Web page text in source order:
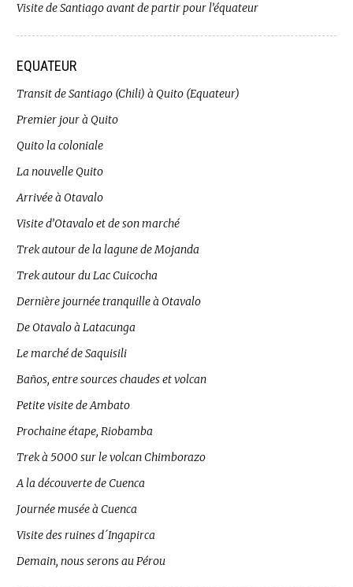
Visite de Santiago avant de partir pour l’équateur
EQUATEUR
Transit de Santiago (Chili) à Quito (Equateur)
Premier jour à Quito
Quito la coloniale
La nouvelle Quito
Arrivée à Otavalo
Visite d’Otavalo et de son marché
Trek autour de la lagune de Mojanda
Trek autour du Lac Cuicocha
Dernière journée tranquille à Otavalo
De Otavalo à Latacunga
Le marché de Saquisili
Baños, entre sources chaudes et volcan
Petite visite de Ambato
Prochaine étape, Riobamba
Trek à 5000 sur le volcan Chimborazo
A la découverte de Cuenca
Journée musée à Cuenca
Visite des ruines d´Ingapirca
Demain, nous serons au Pérou